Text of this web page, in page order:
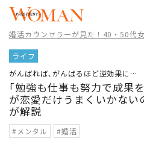
婚活カウンセラーが見た！40・50代女
ライフ
がんばれば､がんばるほど逆効果に…
｢勉強も仕事も努力で成果
が恋愛だけうまくいかな
が解説
#メンタル #婚活